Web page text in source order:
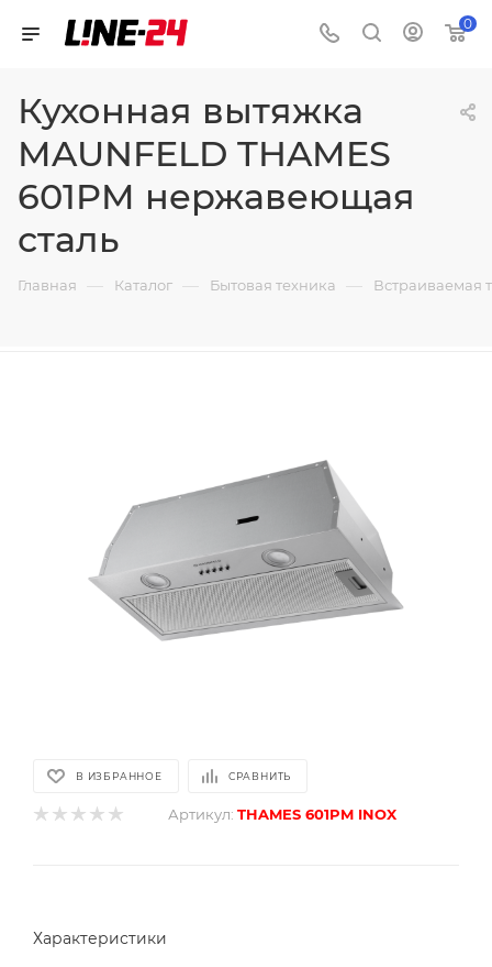
0
Кухонная вытяжка
MAUNFELD THAMES
601PM нержавеющая
сталь
Главная — Каталог — Бытовая техника — Встраиваемая
В ИЗБРАННОЕ СРАВНИТЬ
Артикул: THAMES 601PM INOX
Характеристики